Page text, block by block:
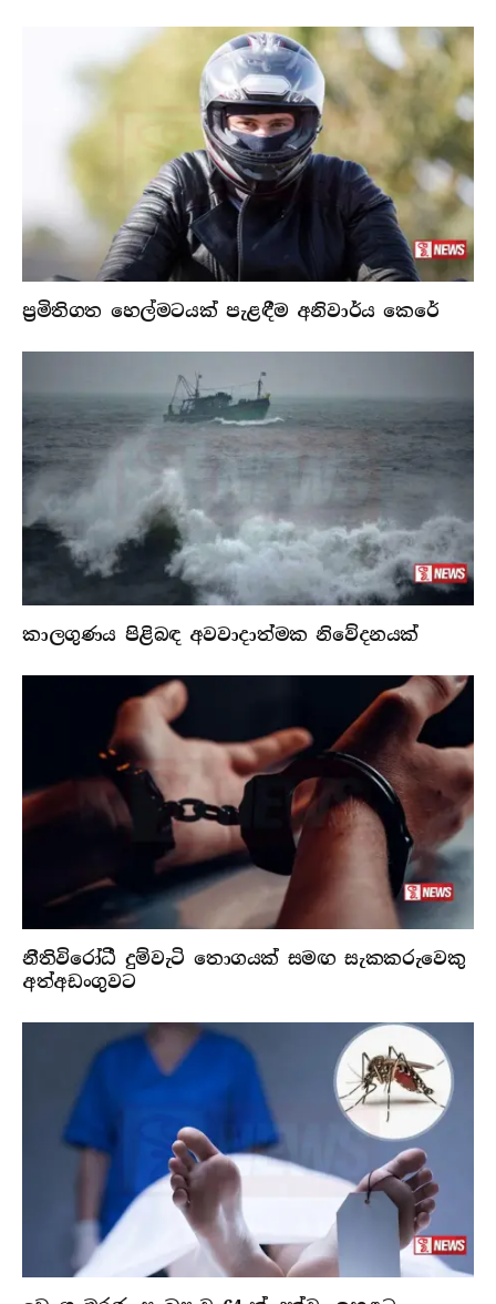
ප්‍රමිතිගත හෙල්මටයක් පැළඳීම අනිවාර්ය කෙරේ
කාලගුණය පිළිබඳ අවවාදාත්මක නිවේදනයක්
නීතිවිරෝධී දුම්වැටි තොගයක් සමඟ සැකකරුවෙකු
අත්අඩංගුවට